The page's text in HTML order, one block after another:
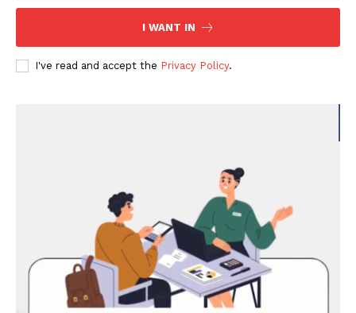
I WANT IN
I've read and accept the Privacy Policy.